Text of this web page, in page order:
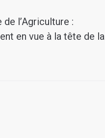
l’Agriculture :
en vue à la tête de la